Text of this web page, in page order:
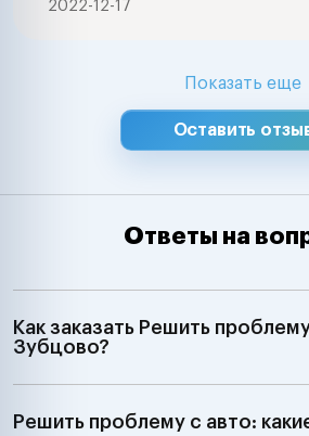
2022-12-17
Показать еще
Оставить
Ответы на
Как заказать Решить
Зубцово?
Решить проблему с авто: